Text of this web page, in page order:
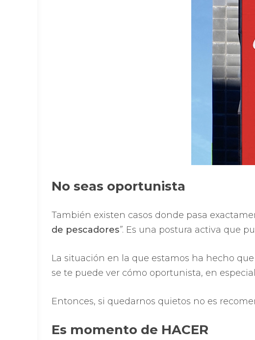
No seas oportunista
También existen casos donde pasa
de pescadores”. Es una postura activa que
La situación en la que estamos ha hecho
se te puede ver cómo oportunista, en
Entonces, si quedarnos quietos no es
Es momento de HACER